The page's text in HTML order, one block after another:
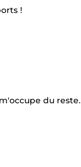
!
du reste.